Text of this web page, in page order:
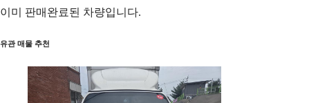
이미 판매완료된 차량입니다.
유관 매물 추천